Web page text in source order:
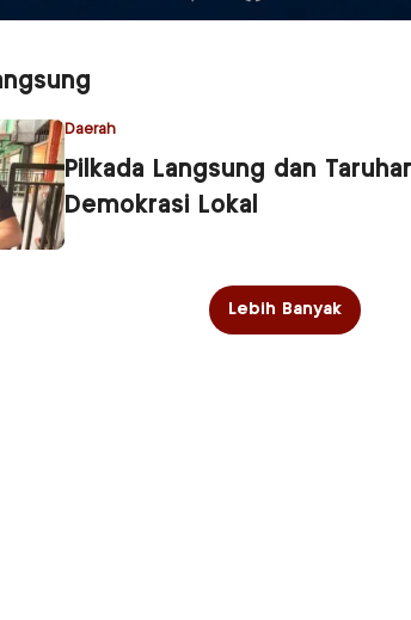
Daerah
Pilkada Langsung dan
Demokrasi Lokal
Lebih Banyak